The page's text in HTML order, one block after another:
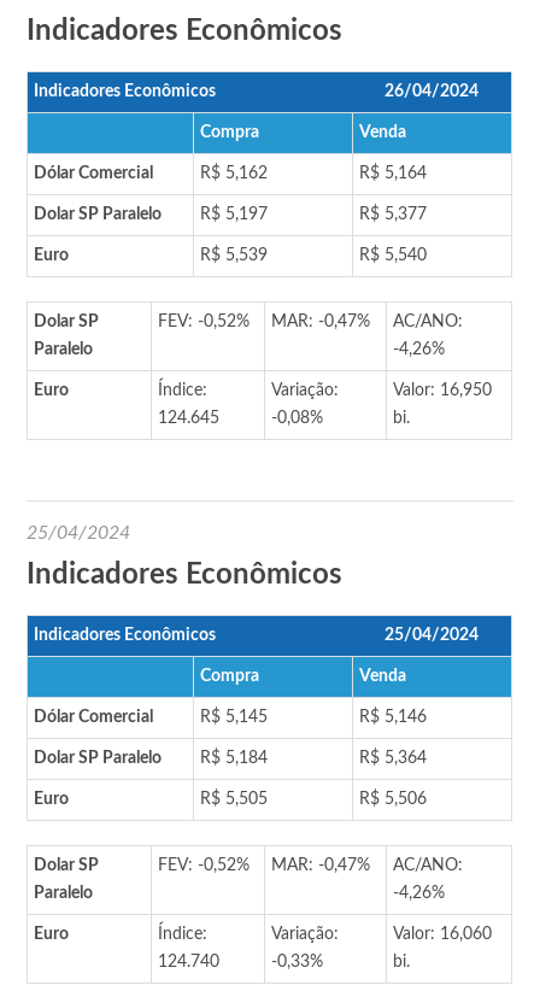
Indicadores Econômicos
Indicadores Econômicos 26/04/2024
Compra Venda
Dólar Comercial R$ 5,162 R$ 5,164
Dolar SP Paralelo R$ 5,197 R$ 5,377
Euro R$ 5,539 R$ 5,540
Dolar SP
Paralelo
FEV: -0,52% MAR: -0,47%
AC/ANO:
-4,26%
Euro
Índice:
124.645
Variação:
-0,08%
Valor: 16,950
bi.
25/04/2024
Indicadores Econômicos
Indicadores Econômicos 25/04/2024
Compra Venda
Dólar Comercial R$ 5,145 R$ 5,146
Dolar SP Paralelo R$ 5,184 R$ 5,364
Euro R$ 5,505 R$ 5,506
Dolar SP
Paralelo
FEV: -0,52% MAR: -0,47%
AC/ANO:
-4,26%
Euro
Índice:
124.740
Variação:
-0,33%
Valor: 16,060
bi.